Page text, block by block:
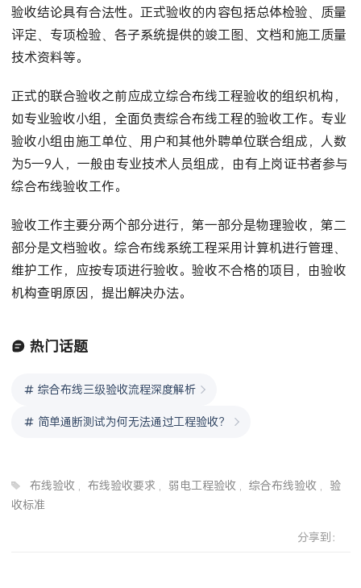
验收结论具有合法性。正式验收的内容包括总体检验、质量
评定、专项检验、各子系统提供的竣工图、文档和施工质量
技术资料等。
正式的联合验收之前应成立综合布线工程验收的组织机构，
如专业验收小组，全面负责综合布线工程的验收工作。专业
验收小组由施工单位、用户和其他外聘单位联合组成，人数
为5一9人，一般由专业技术人员组成，由有上岗证书者参与
综合布线验收工作。
验收工作主要分两个部分进行，第一部分是物理验收，第二
部分是文档验收。综合布线系统工程采用计算机进行管理、
维护工作，应按专项进行验收。验收不合格的项目，由验收
机构查明原因，提出解决办法。
热门话题
综合布线三级验收流程深度解析
简单通断测试为何无法通过工程验收？
布线验收, 布线验收要求 , 弱电工程验收, 综合布线验收, 验
收标准
分享到：